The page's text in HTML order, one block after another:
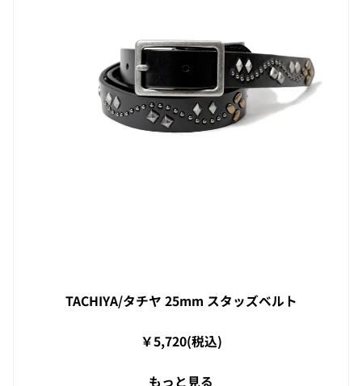
TACHIYA/タチヤ 25mm スタッズベルト
￥5,720(税込)
もっと見る